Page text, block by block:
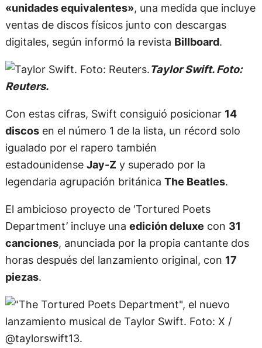
«unidades equivalentes», una medida que incluye
ventas de discos físicos junto con descargas
digitales, según informó la revista Billboard.
Taylor Swift. Foto:
Reuters.
Con estas cifras, Swift consiguió posicionar 14
discosen el número 1 de la lista, un récord solo
igualado por el rapero también
estadounidense Jay-Z y superado por la
legendaria agrupación británica The Beatles.
El ambicioso proyecto de ‘Tortured Poets
Department’ incluye una edición deluxe con 31
canciones, anunciada por la propia cantante dos
horas después del lanzamiento original, con 17
piezas.